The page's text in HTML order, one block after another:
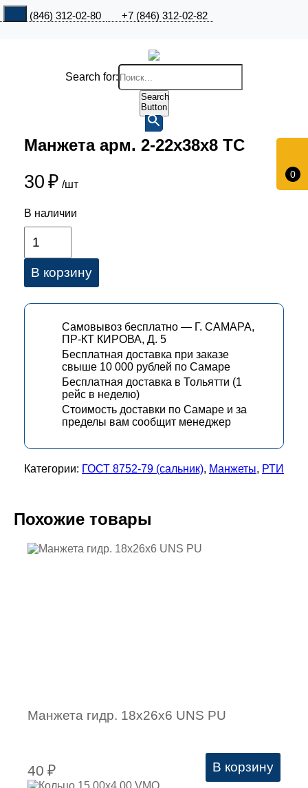
+7 (846) 312-02-80 +7 (846) 312-02-82
0
Search for:
Search
Button
Манжета арм. 2-22х38х8 ТС
30 ₽ /шт
В наличии
В корзину
Самовывоз бесплатно — Г. САМАРА,
ПР-КТ КИРОВА, Д. 5
Бесплатная доставка при заказе
свыше 10 000 рублей по Самаре
Бесплатная доставка в Тольятти (1
рейс в неделю)
Стоимость доставки по Самаре и за
пределы вам сообщит менеджер
Категории: ГОСТ 8752-79 (сальник), Манжеты, РТИ
Похожие товары
Манжета гидр. 18х26х6 UNS PU
40 ₽ В корзину